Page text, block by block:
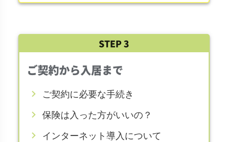
STEP 3
ご契約から入居まで
chevron_right ご契約に必要な手続き
chevron_right 保険は入った方がいいの？
chevron_right インターネット導入について